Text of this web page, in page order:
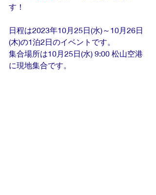
す！
日程は2023年10月25日(水)～10月26日
(木)の1泊2日のイベントです。
集合場所は10月25日(水) 9:00 松山空港
に現地集合です。